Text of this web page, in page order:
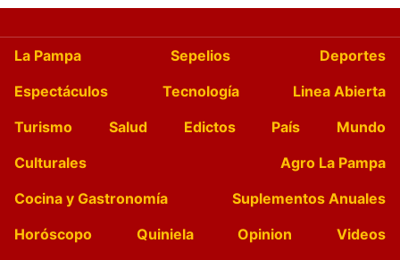
La Pampa Sepelios
Deportes
Espectáculos
Tecnología
Linea Abierta
Turismo
Salud Edictos País
Mundo
Culturales
Agro La Pampa
Cocina y Gastronomía
Suplementos Anuales
Horóscopo
Quiniela Opinion
Videos